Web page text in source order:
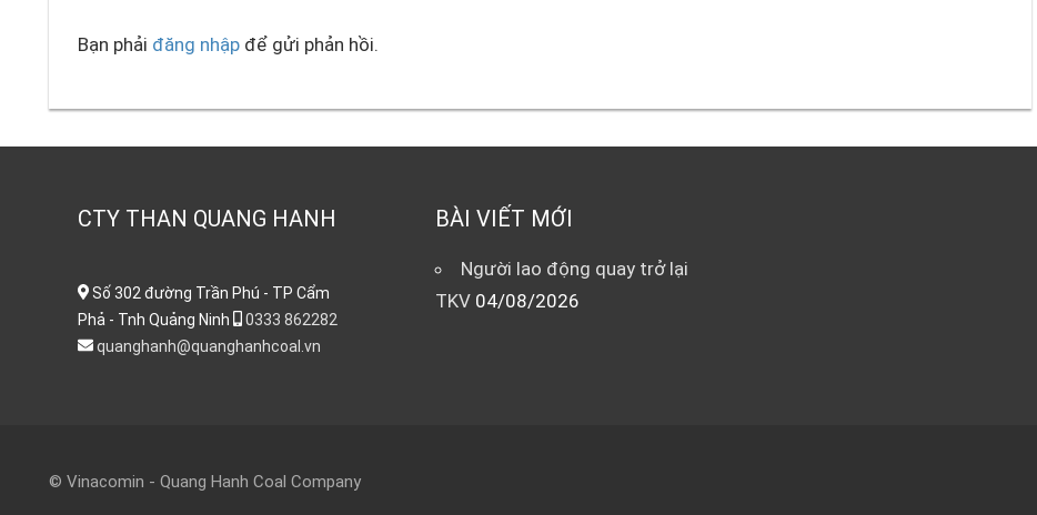
Bạn phải đăng nhậpđể gửi phản hồi.
CTY THAN QUANG HANH
Số 302 đường Trần Phú - TP Cẩm
Phả - Tnh Quảng Ninh
0333 862282
quanghanh@quanghanhcoal.vn
BÀI VIẾT MỚI
Người lao động quay trở lại
TKV 04/08/2026
© Vinacomin - Quang Hanh Coal Company